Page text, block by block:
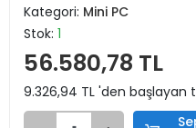
Kategori: Mini PC
Stok: 1
56.580,78 TL
9.326,94 TL 'den başlayan